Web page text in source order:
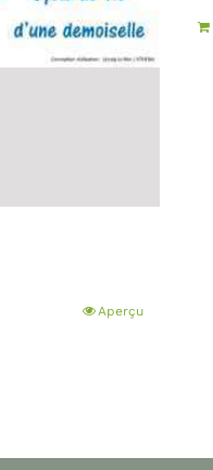
Aperçu